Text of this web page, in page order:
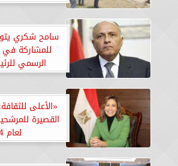
سامح شكري
للمشاركة في
الرسمي
«الأعلى
القصيرة
لعام 2024